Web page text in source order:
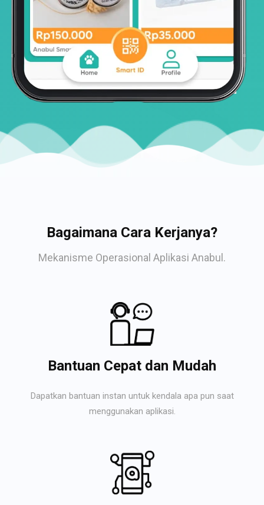
Bagaimana Cara Kerjanya?
Mekanisme Operasional Aplikasi Anabul.
Bantuan Cepat dan Mudah
Dapatkan bantuan instan untuk kendala apa pun saat
menggunakan aplikasi.